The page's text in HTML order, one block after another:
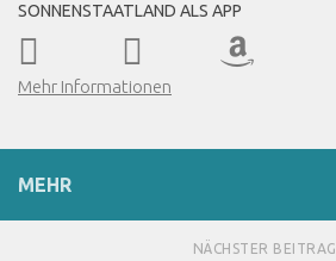
SONNENSTAATLAND ALS APP
Mehr Informationen
MEHR
NÄCHSTER BEITRAG